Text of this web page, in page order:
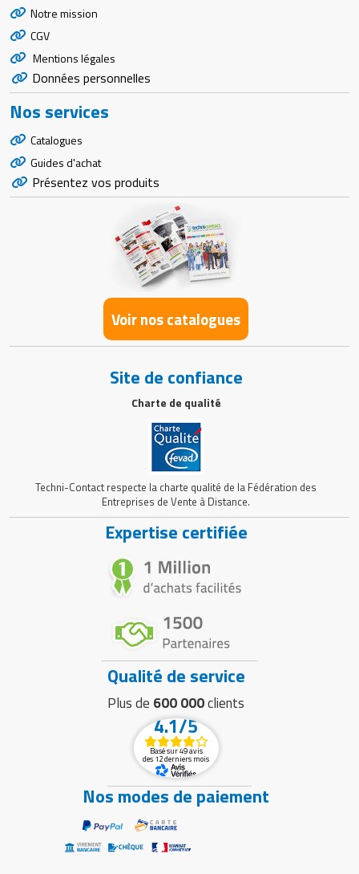
Notre mission
CGV
Mentions légales
Données personnelles
Nos services
Catalogues
Guides d'achat
Présentez vos produits
Voir nos catalogues
Site de confiance
Charte de qualité
Techni-Contact respecte la charte qualité de la Fédération des
Entreprises de Vente à Distance.
Expertise certifiée
Qualité de service
Plus de 600 000clients
4.1/5
Basé sur 49 avis
des 12 derniers mois
Nos modes de paiement